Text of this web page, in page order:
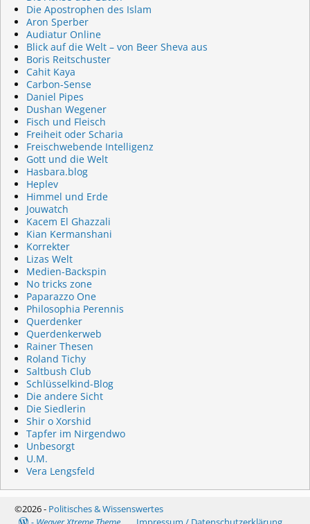
Die Apostrophen des Islam
Aron Sperber
Audiatur Online
Blick auf die Welt – von Beer Sheva aus
Boris Reitschuster
Cahit Kaya
Carbon-Sense
Daniel Pipes
Dushan Wegener
Fisch und Fleisch
Freiheit oder Scharia
Freischwebende Intelligenz
Gott und die Welt
Hasbara.blog
Heplev
Himmel und Erde
Jouwatch
Kacem El Ghazzali
Kian Kermanshani
Korrekter
Lizas Welt
Medien-Backspin
No tricks zone
Paparazzo One
Philosophia Perennis
Querdenker
Querdenkerweb
Rainer Thesen
Roland Tichy
Saltbush Club
Schlüsselkind-Blog
Die andere Sicht
Die Siedlerin
Shir o Xorshid
Tapfer im Nirgendwo
Unbesorgt
U.M.
Vera Lengsfeld
©2026 - Politisches & Wissenswertes